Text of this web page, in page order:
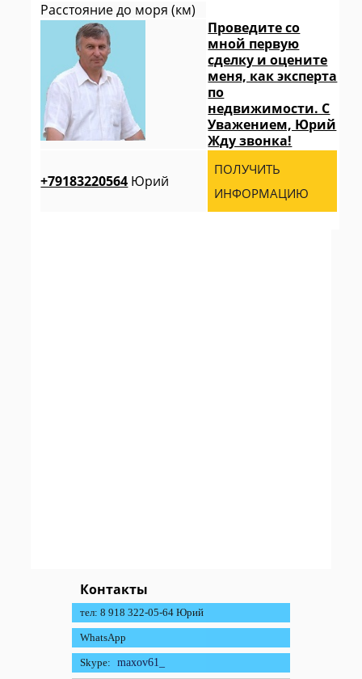
Расстояние до моря (км)
Проведите со
мной первую
сделку и оцените
меня, как эксперта
по
недвижимости. С
Уважением, Юрий
Жду звонка!
+79183220564 Юрий
ПОЛУЧИТЬ
ИНФОРМАЦИЮ
Контакты
тел: 8 918 322-05-64 Юрий
WhatsApp
Skype: maxov61_